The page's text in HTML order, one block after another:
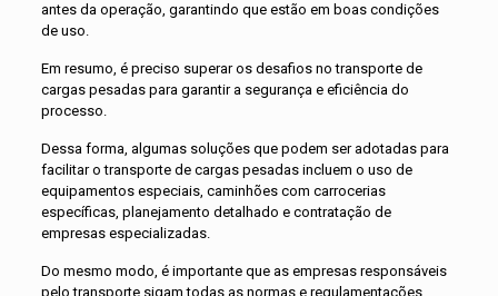
antes da operação, garantindo que estão em boas condições
de uso.
Em resumo, é preciso superar os desafios no transporte de
cargas pesadas para garantir a segurança e eficiência do
processo.
Dessa forma, algumas soluções que podem ser adotadas para
facilitar o transporte de cargas pesadas incluem o uso de
equipamentos especiais, caminhões com carrocerias
específicas, planejamento detalhado e contratação de
empresas especializadas.
Do mesmo modo, é importante que as empresas responsáveis
pelo transporte sigam todas as normas e regulamentações